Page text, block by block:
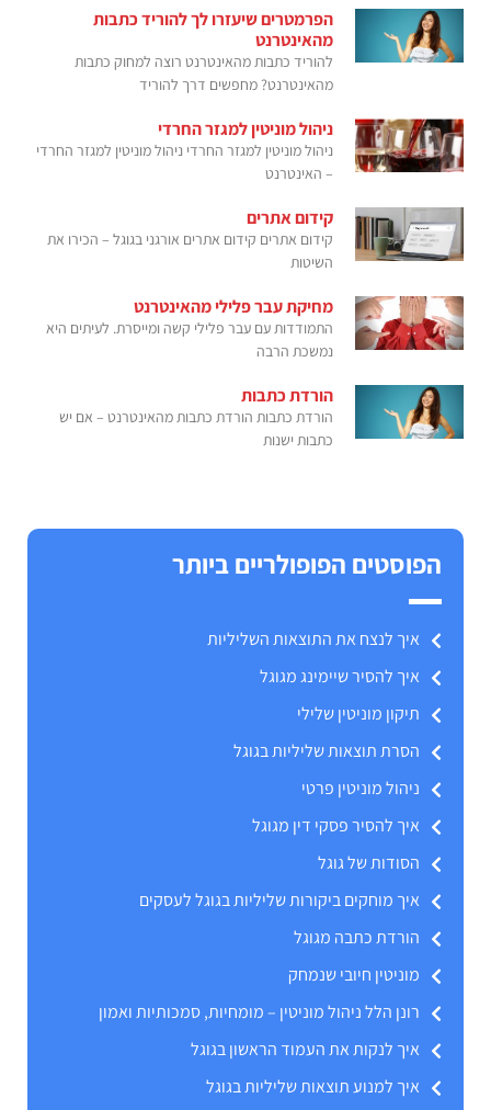
הפרמטרים שיעזרו לך להוריד כתבות
מהאינטרנט
להוריד כתבות מהאינטרנט רוצה למחוק כתבות
מהאינטרנט? מחפשים דרך להוריד
ניהול מוניטין למגזר החרדי
ניהול מוניטין למגזר החרדי ניהול מוניטין למגזר החרדי
– האינטרנט
קידום אתרים
קידום אתרים קידום אתרים אורגני בגוגל – הכירו את
השיטות
מחיקת עבר פלילי מהאינטרנט
התמודדות עם עבר פלילי קשה ומייסרת. לעיתים היא
נמשכת הרבה
הורדת כתבות
הורדת כתבות הורדת כתבות מהאינטרנט – אם יש
כתבות ישנות
הפוסטים הפופולריים ביותר
איך לנצח את התוצאות השליליות
איך להסיר שיימינג מגוגל
תיקון מוניטין שלילי
הסרת תוצאות שליליות בגוגל
ניהול מוניטין פרטי
איך להסיר פסקי דין מגוגל
הסודות של גוגל
איך מוחקים ביקורות שליליות בגוגל לעסקים
הורדת כתבה מגוגל
מוניטין חיובי שנמחק
רונן הלל ניהול מוניטין – מומחיות, סמכותיות ואמון
איך לנקות את העמוד הראשון בגוגל
איך למנוע תוצאות שליליות בגוגל